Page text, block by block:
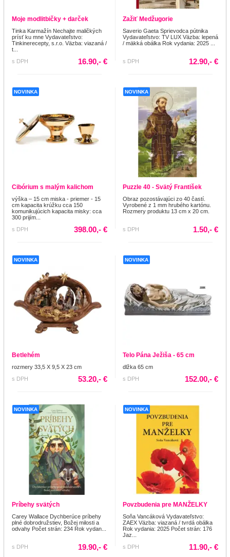
Moje modlitbičky + darček
Tinka Karmažín Nechajte maličkých
prísť ku mne Vydavateľstvo:
Tinkinerecepty, s.r.o. Väzba: viazaná /
t...
s DPH
16.90,- €
Zažiť Medžugorie
Saverio Gaeta Sprievodca pútnika
Vydavateľstvo: TV LUX Väzba: lepená
/ mäkká obálka Rok vydania: 2025 ...
s DPH 12.90,- €
NOVINKA
Cibórium s malým kalichom
výška – 15 cm miska - priemer - 15
cm kapacita krúžku cca 150
komunikujúcich kapacita misky: cca
300 prijím...
s DPH
398.00,- €
NOVINKA
Puzzle 40 - Svätý František
Obraz pozostávajúci zo 40 častí.
Vyrobené z 1 mm hrubého kartónu.
Rozmery produktu 13 cm x 20 cm.
s DPH 1.50,- €
NOVINKA
Betlehém
rozmery 33,5 X 9,5 X 23 cm
s DPH
53.20,- €
NOVINKA
Telo Pána Ježiša - 65 cm
dlžka 65 cm
s DPH
152.00,- €
NOVINKA
Príbehy svätých
Carey Wallace Dychberúce príbehy
plné dobrodružstiev, Božej milosti a
odvahy Počet strán: 234 Rok vydan...
s DPH 19.90,- €
NOVINKA
Povzbudenia pre MANŽELKY
Soňa Vancáková Vydavateľstvo:
ZAEX Väzba: viazaná / tvrdá obálka
Rok vydania: 2025 Počet strán: 176
Jaz...
s DPH
11.90,- €